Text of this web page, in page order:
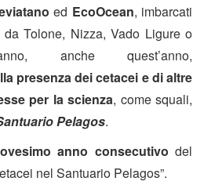
ed EcoOcean, imbarcati
Tolone, Nizza, Vado Ligure o
anche quest’anno,
presenza dei cetacei e di altre
per la scienza, come squali,
Pelagos.
anno consecutivo del
nel Santuario Pelagos”.